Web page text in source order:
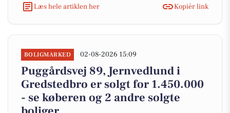
Læs hele artiklen her Kopiér link
BOLIGMARKED 02-08-2026 15:09
Puggårdsvej 89, Jernvedlund i
Gredstedbro er solgt for 1.450.000
- se køberen og 2 andre solgte